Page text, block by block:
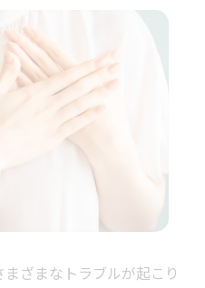
ざまなトラブルが起こり